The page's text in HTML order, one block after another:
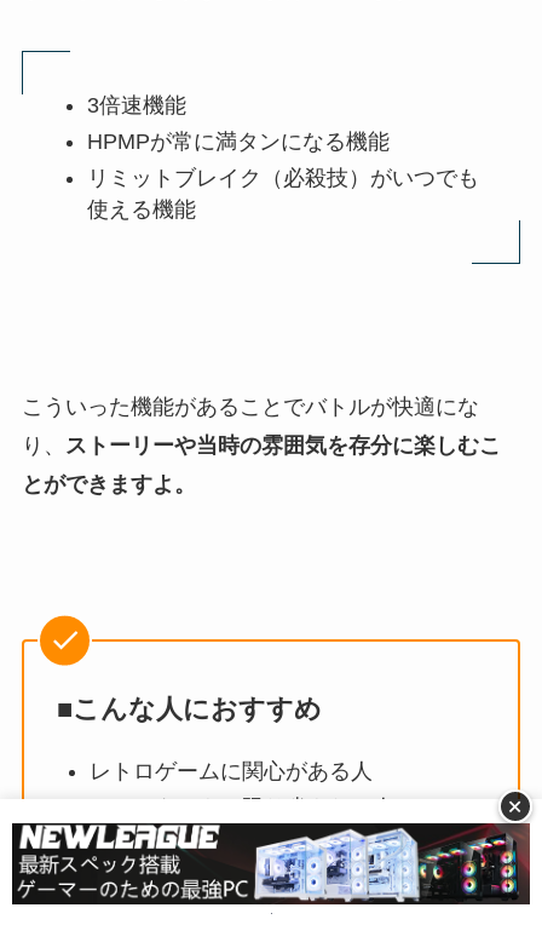
3倍速機能
HPMPが常に満タンになる機能
リミットブレイク（必殺技）がいつでも
使える機能
こういった機能があることでバトルが快適にな
り、 ストーリーや当時の雰囲気を存分に楽しむこ
とができますよ。
■こんな人におすすめ
レトロゲームに関心がある人
重厚で濃密なストーリーが好きな人
+